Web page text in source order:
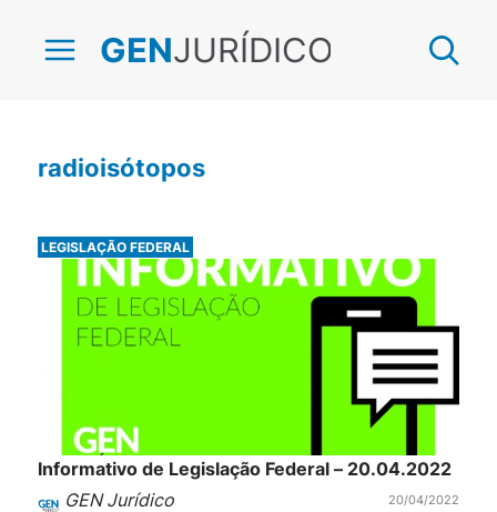
GENJURÍDICO
radioisótopos
LEGISLAÇÃO FEDERAL
Informativo de Legislação Federal – 20.04.2022
GEN Jurídico
20/04/2022